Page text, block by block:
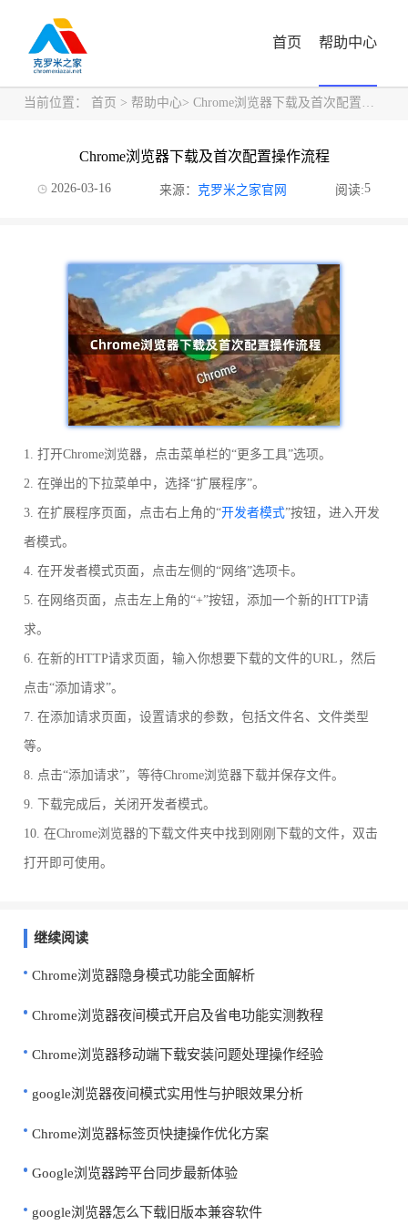
首页 帮助中心
当前位置： 首页 > 帮助中心> Chrome浏览器下载及首次配置操作流程
Chrome浏览器下载及首次配置操作流程
2026-03-16 来源： 克罗米之家官网 阅读:5
1. 打开Chrome浏览器，点击菜单栏的“更多工具”选项。
2. 在弹出的下拉菜单中，选择“扩展程序”。
3. 在扩展程序页面，点击右上角的“开发者模式”按钮，进入开发
者模式。
4. 在开发者模式页面，点击左侧的“网络”选项卡。
5. 在网络页面，点击左上角的“+”按钮，添加一个新的HTTP请
求。
6. 在新的HTTP请求页面，输入你想要下载的文件的URL，然后
点击“添加请求”。
7. 在添加请求页面，设置请求的参数，包括文件名、文件类型
等。
8. 点击“添加请求”，等待Chrome浏览器下载并保存文件。
9. 下载完成后，关闭开发者模式。
10. 在Chrome浏览器的下载文件夹中找到刚刚下载的文件，双击
打开即可使用。
继续阅读
Chrome浏览器隐身模式功能全面解析
Chrome浏览器夜间模式开启及省电功能实测教程
Chrome浏览器移动端下载安装问题处理操作经验
google浏览器夜间模式实用性与护眼效果分析
Chrome浏览器标签页快捷操作优化方案
Google浏览器跨平台同步最新体验
google浏览器怎么下载旧版本兼容软件